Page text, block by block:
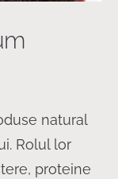
natural
Rolul lor
proteine